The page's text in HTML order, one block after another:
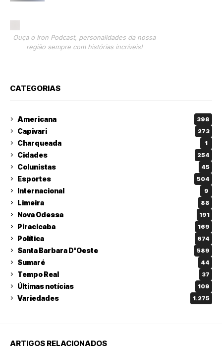
Ouça o Iron Podcast, personalidades da nossa
região sempre com histórias incríveis!
CATEGORIAS
Americana 398
Capivari 273
Charqueada 1
Cidades 254
Colunistas 45
Esportes 504
Internacional 9
Limeira 88
Nova Odessa 191
Piracicaba 169
Política 674
Santa Barbara D'Oeste 589
Sumaré 44
Tempo Real 37
Últimas notícias 109
Variedades 1.275
ARTIGOS RELACIONADOS